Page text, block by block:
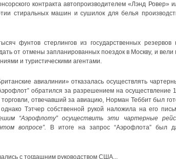
контракта автопроизводителем «Лэнд Ровер»
стиральных машин и сушилок для белья
фунтов стерлингов из государственных резервов
от отмены запланированных поездок в Москву, и вели
и туристическими агентами.
авиалинии» отказалась осуществлять
обратился за разрешением на осуществление
отвечавший за авиацию, Норман Теббит был
Тэтчер собственной рукой наложила на его
“Аэрофлоту” осуществить эти чартерные
вопросе”.
В итоге на запрос “Аэрофлота” был
с тогдашним руководством США...